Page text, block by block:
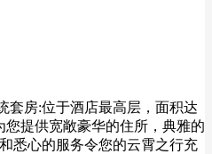
套房:位于酒店最高层，面积达
您提供宽敞豪华的住所，典雅的
悉心的服务令您的云霄之行充